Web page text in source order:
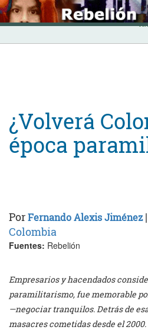
Skip
to
content
INICIO
¿Volverá
época
PorFernando Alexis Jiménez|
Colombia
Fuentes: Rebelión
Empresarios y hacendados
paramilitarismo, fue memorable
—negociar tranquilos. Detrás de
masacres cometidas desde el 2000.